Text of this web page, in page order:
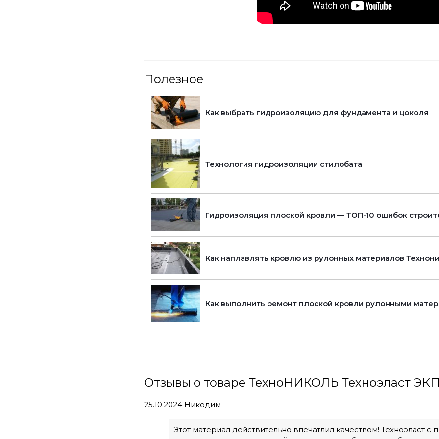
Полезное
Как выбрать гидроизоляцию для фундамента и цоколя
Технология гидроизоляции стилобата
Гидроизоляция плоской кровли — ТОП-10 ошибок
Как наплавлять кровлю из рулонных материалов
Как выполнить ремонт плоской кровли рулонными
Отзывы о товаре ТехноНИКОЛЬ Техноэласт
25.10.2024 Никодим
Этот материал действительно впечатлил качеством!